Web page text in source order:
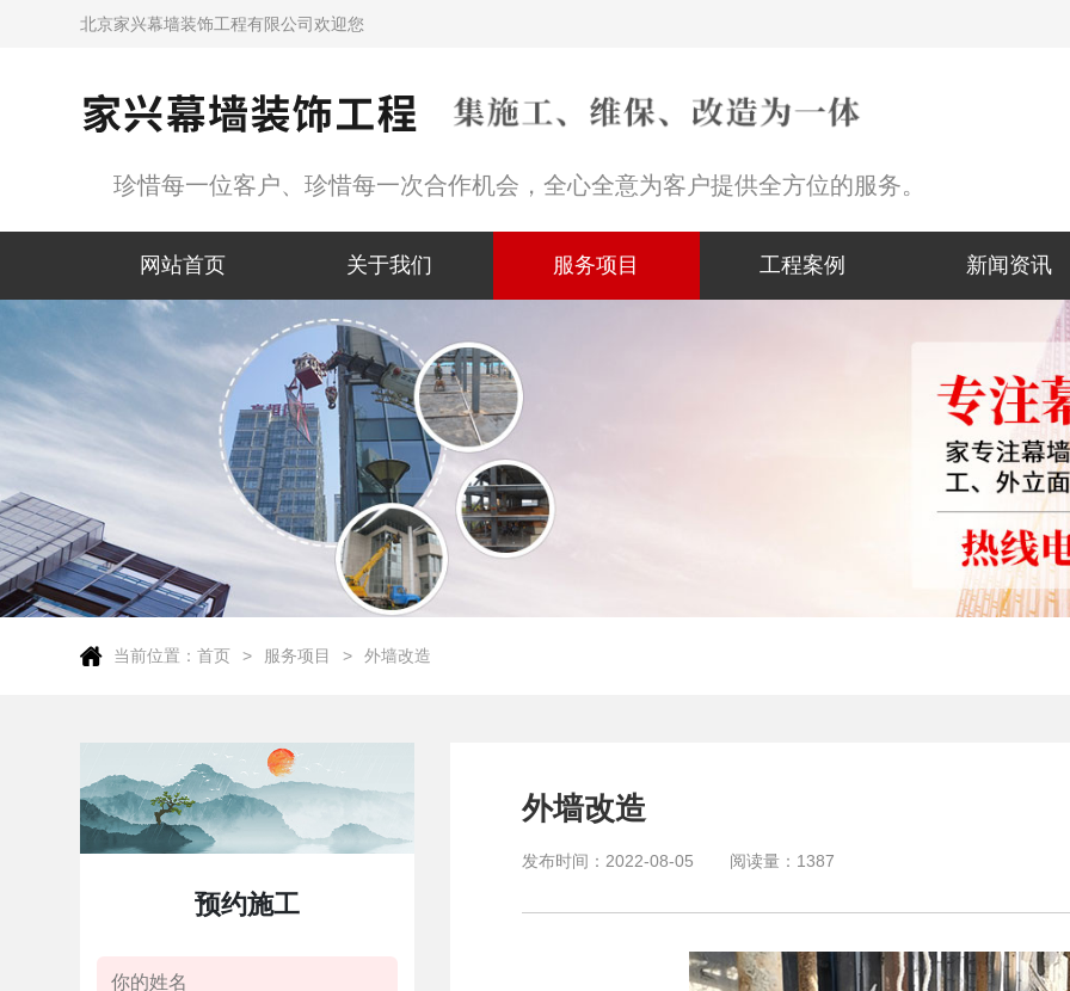
北京家兴幕墙装饰工程有限公司欢迎您
珍惜每一位客户、珍惜每一次合作机会，全心全意为客户提供全方位的服务。
网站首页 关于我们 服务项目 工程案例 新闻资讯
当前位置： 首页 服务项目 外墙改造
预约施工
外墙改造
发布时间： 2022-08-05 阅读量： 1387